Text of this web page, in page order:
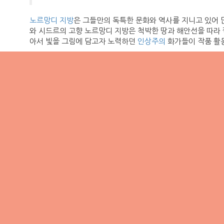
노르망디 지방은 그들만의 독특한 문화와 역사를 지니고 있어
와 시드르의 고향 노르망디 지방은 척박한 땅과 해안선을 따
아서 빛을 그림에 담고자 노력하던 인상주의 화가들이 작품 활